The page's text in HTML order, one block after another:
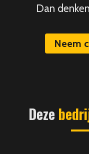
Dan
Neem
Deze